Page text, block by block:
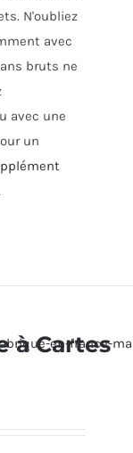
N'oubliez
avec
bruts ne
avec une
un
à Cartes